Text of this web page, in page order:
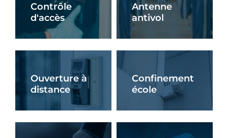
Contrôle
d'accès
Antenne
antivol
Ouverture à
distance
Confinement
école